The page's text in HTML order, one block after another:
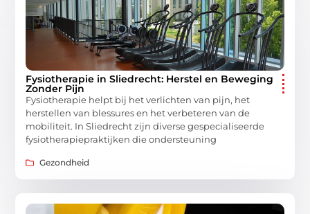
Fysiotherapie in Sliedrecht: Herstel en Beweging
Zonder Pijn
Fysiotherapie helpt bij het verlichten van pijn, het
herstellen van blessures en het verbeteren van de
mobiliteit. In Sliedrecht zijn diverse gespecialiseerde
fysiotherapiepraktijken die ondersteuning
Gezondheid